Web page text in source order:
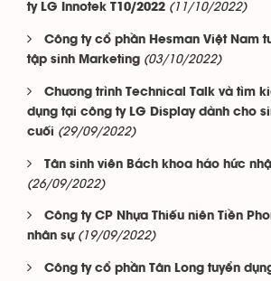
ty LG Innotek T10/2022 (11/10/2022)
Công ty cổ phần Hesman Việt Nam
tập sinh Marketing (03/10/2022)
Chương trình Technical Talk và tìm
dụng tại công ty LG Display dành cho
cuối (29/09/2022)
Tân sinh viên Bách khoa háo hức
(26/09/2022)
Công ty CP Nhựa Thiếu niên Tiền
nhân sự (19/09/2022)
Công ty cổ phần Tân Long tuyển